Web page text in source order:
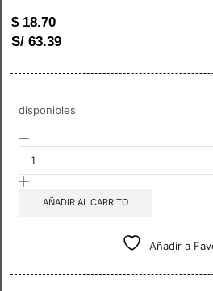
$18.70
S/ 63.39
disponibles
AÑADIR AL CARRITO
Añadir a